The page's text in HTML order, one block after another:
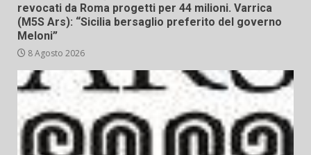
revocati da Roma progetti per 44 milioni. Varrica
(M5S Ars): “Sicilia bersaglio preferito del governo
Meloni”
8 Agosto 2026